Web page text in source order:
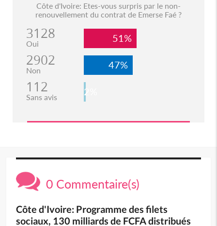
Côte d'Ivoire: Etes-vous surpris par le non-
renouvellement du contrat de Emerse Faé ?
3128
Oui 51%
2902
Non 47%
112
Sans avis 2%
0 Commentaire(s)
Côte d'Ivoire: Programme des filets
sociaux, 130 milliards de FCFA distribués